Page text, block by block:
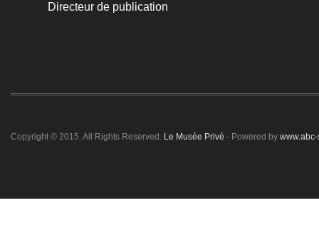
Directeur de publication
Copyright © 2015. All Rights Reserved. Le Musée Privé - Powered by